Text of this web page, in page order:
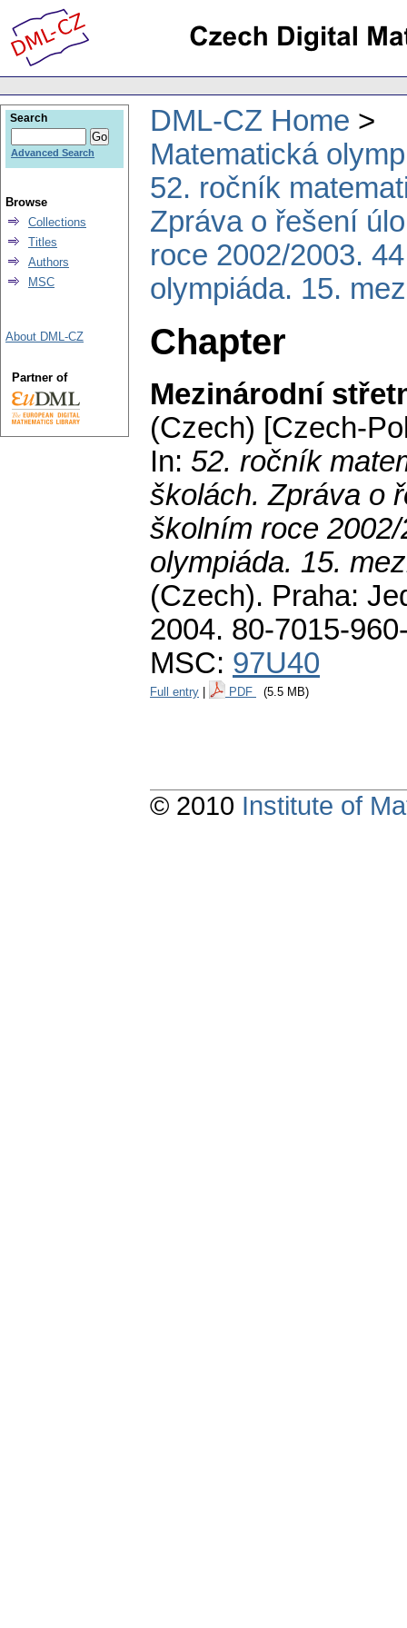
DML-CZ Home
Matematická
52. ročník
Zpráva o řešení
roce 2002/2003.
olympiáda. 15.
Chapter
Mezinárodní
(Czech) [Czech-
In: 52. ročník
školách. Zpráva o
školním roce
olympiáda. 15.
(Czech). Praha:
2004. 80-7015-
MSC: 97U40
Full entry PDF (5.5 MB)
Search
Advanced Search
Browse
Collections
Titles
Authors
MSC
About DML-CZ
Partner of
© 2010 Institute of